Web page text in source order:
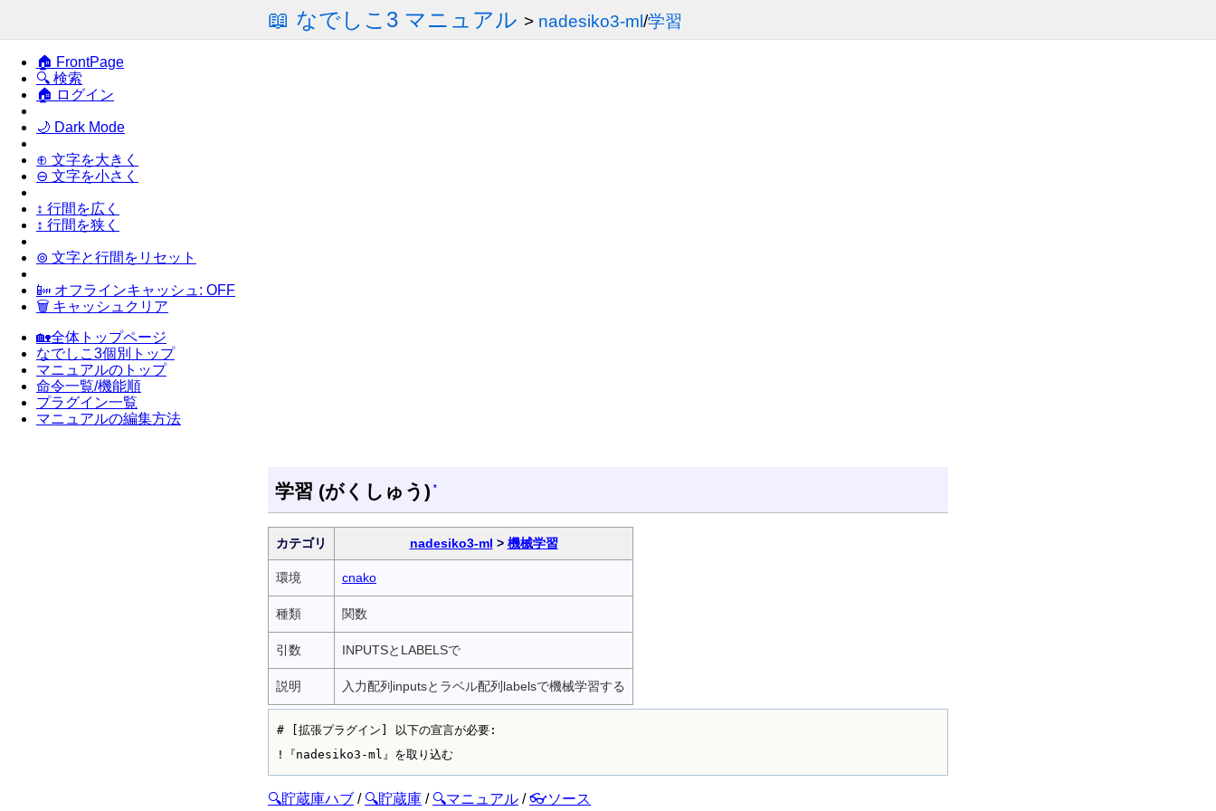
📖 なでしこ3 マニュアル > nadesiko3-ml /学習
🏠 FrontPage
🔍 検索
🏠 ログイン
🌙 Dark Mode
⊕ 文字を大きく
⊖ 文字を小さく
↕ 行間を広く
↕ 行間を狭く
⊚ 文字と行間をリセット
📴 オフラインキャッシュ: OFF
🗑 キャッシュクリア
🏡全体トップページ
なでしこ3個別トップ
マニュアルのトップ
命令一覧/機能順
プラグイン一覧
マニュアルの編集方法
学習 (がくしゅう) *
カテゴリ nadesiko3-ml > 機械学習
環境 cnako
種類 関数
引数 INPUTSとLABELSで
説明 入力配列inputsとラベル配列labelsで機械学習する
# [拡張プラグイン] 以下の宣言が必要:
!『nadesiko3-ml』を取り込む
🔍貯蔵庫ハブ / 🔍貯蔵庫 / 🔍マニュアル /👓ソース